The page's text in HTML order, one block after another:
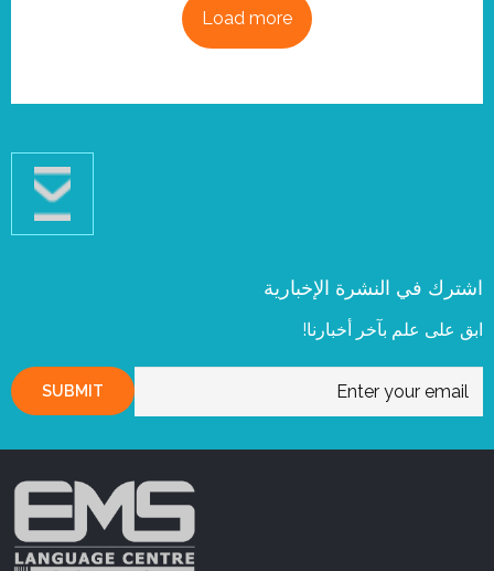
Load more
اشترك في النشرة الإخبارية
ابق على علم بآخر أخبارنا!
SUBMIT